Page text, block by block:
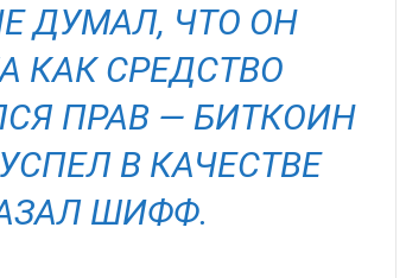
ДУМАЛ, ЧТО ОН
КАК СРЕДСТВО
ПРАВ — БИТКОИН
В КАЧЕСТВЕ
ШИФФ.